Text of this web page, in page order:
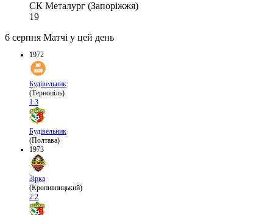
СК Металург (Запоріжжя)
19
6 серпня Матчі у цей день
1972
Будівельник
(Тернопіль)
1:3
Будівельник
(Полтава)
1973
Зірка
(Кропивницький)
2:2